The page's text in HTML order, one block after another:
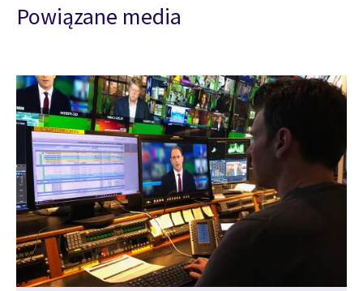
Powiązane media